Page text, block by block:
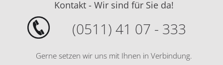
Kontakt - Wir sind für Sie da!
(0511) 41 07 - 333
Gerne setzen wir uns mit Ihnen in Verbindung.